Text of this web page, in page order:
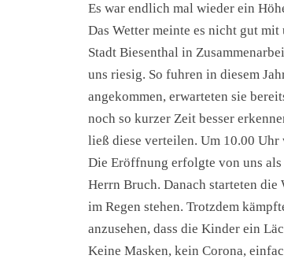
Es war endlich mal wieder ein
Das Wetter meinte es nicht gut
Stadt Biesenthal in
uns riesig. So fuhren in diesem
angekommen, erwarteten sie
noch so kurzer Zeit besser
ließ diese verteilen. Um 10.00 Uhr
Die Eröffnung erfolgte von uns als
Herrn Bruch. Danach starteten
im Regen stehen. Trotzdem
anzusehen, dass die Kinder ein
Keine Masken, kein Corona,